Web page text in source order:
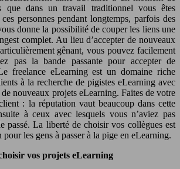
que dans un travail traditionnel vous êtes
personnes pendant longtemps, parfois des
donne la possibilité de couper les liens une
complet. Au lieu d’accepter de nouveaux
gênant, vous pouvez facilement
pas la bande passante pour accepter de
freelance eLearning est un domaine riche
à la recherche de pigistes eLearning avec
nouveaux projets eLearning. Faites de votre
: la réputation vaut beaucoup dans cette
à ceux avec lesquels vous n’aviez pas
passé. La liberté de choisir vos collègues est
les gens à passer à la pige en eLearning.
vos projets eLearning